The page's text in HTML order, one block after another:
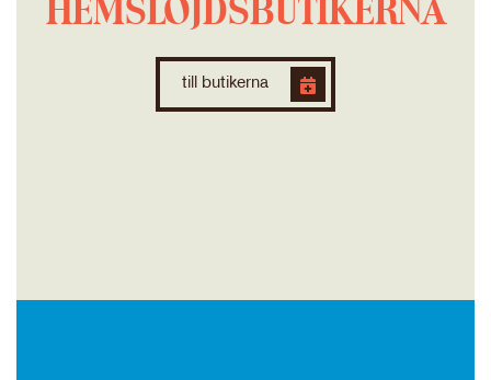
HEMSLÖJDSBUTIKERNA
till butikerna